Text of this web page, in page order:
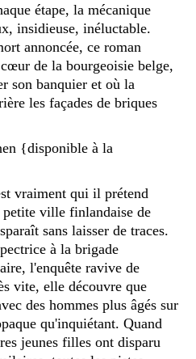
étape, la mécanique
insidieuse, inéluctable.
annoncée, ce roman
de la bourgeoisie belge,
son banquier et où la
les façades de briques
{disponible à la
vraiment qui il prétend
ville finlandaise de
sans laisser de traces.
à la brigade
l'enquête ravive de
vite, elle découvre que
des hommes plus âgés sur
qu'inquiétant. Quand
jeunes filles ont disparu